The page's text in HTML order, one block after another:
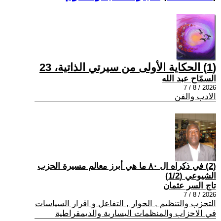
(1) الحكاية الأولى من سيرتي الذاتية، 23
السمّاح عبد الله
2026 / 8 / 7
الادب والفن
(2) في ذكراه ال ٨٠ ما هي أبرز معالم مسيرة الحزب
الشيوعي (1/2)
تاج السر عثمان
2026 / 8 / 7
التحزب والتنظيم , الحوار , التفاعل و اقرار السياسات
في الاحزاب والمنظمات اليسارية والديمقراطية